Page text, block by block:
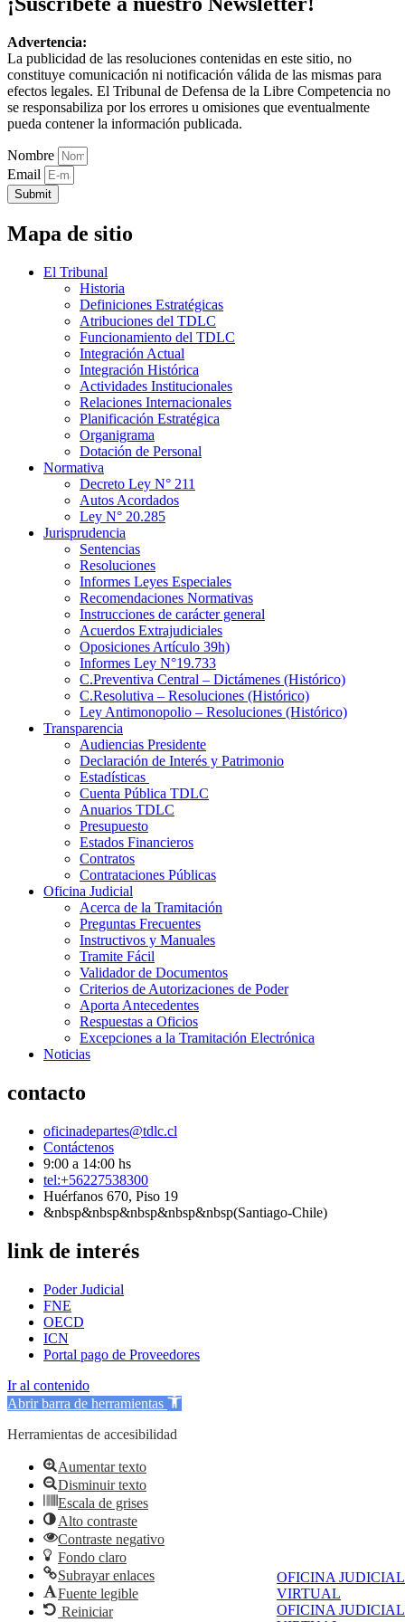
OFICINA JUDICIAL
VIRTUAL
OFICINA JUDICIAL
Advertencia:
La publicidad de las resoluciones contenidas en este sitio, no
constituye comunicación ni notificación válida de las mismas para
efectos legales. El Tribunal de Defensa de la Libre Competencia no
se responsabiliza por los errores u omisiones que eventualmente
pueda contener la información publicada.
Nombre
Email
Submit
Mapa de sitio
El Tribunal
Historia
Definiciones Estratégicas
Atribuciones del TDLC
Funcionamiento del TDLC
Integración Actual
Integración Histórica
Actividades Institucionales
Relaciones Internacionales
Planificación Estratégica
Organigrama
Dotación de Personal
Normativa
Decreto Ley N° 211
Autos Acordados
Ley N° 20.285
Jurisprudencia
Sentencias
Resoluciones
Informes Leyes Especiales
Recomendaciones Normativas
Instrucciones de carácter general
Acuerdos Extrajudiciales
Oposiciones Artículo 39h)
Informes Ley N°19.733
C.Preventiva Central – Dictámenes (Histórico)
C.Resolutiva – Resoluciones (Histórico)
Ley Antimonopolio – Resoluciones (Histórico)
Transparencia
Audiencias Presidente
Declaración de Interés y Patrimonio
Estadísticas
Cuenta Pública TDLC
Anuarios TDLC
Presupuesto
Estados Financieros
Contratos
Contrataciones Públicas
Oficina Judicial
Acerca de la Tramitación
Preguntas Frecuentes
Instructivos y Manuales
Tramite Fácil
Validador de Documentos
Criterios de Autorizaciones de Poder
Aporta Antecedentes
Respuestas a Oficios
Excepciones a la Tramitación Electrónica
Noticias
contacto
oficinadepartes@tdlc.cl
Contáctenos
9:00 a 14:00 hs
tel:+56227538300
Huérfanos 670, Piso 19
&nbsp&nbsp&nbsp&nbsp&nbsp(Santiago-Chile)
link de interés
Poder Judicial
FNE
OECD
ICN
Portal pago de Proveedores
Ir al contenido
Abrir barra de herramientas
Herramientas de accesibilidad
Aumentar texto
Disminuir texto
Escala de grises
Alto contraste
Contraste negativo
Fondo claro
Subrayar enlaces
Fuente legible
Reiniciar